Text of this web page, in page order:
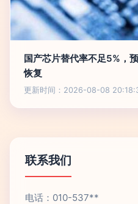
国产芯片替代率不足5%，
恢复
更新时间：2026-08-08
联系我们
电话：010-537**